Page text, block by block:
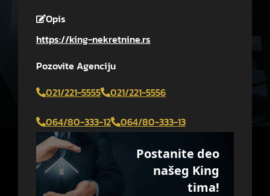
Opis
https://king-nekretnine.rs
Pozovite Agenciju
021/221-5555
021/221-5556
064/80-333-12 064/80-333-13
Postanite deo
našeg King
tima!